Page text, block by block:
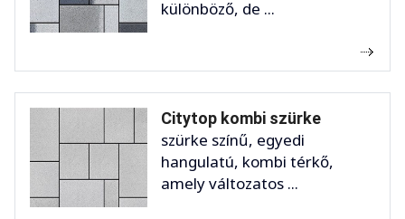
különböző, de ...
Citytop kombi szürke
szürke színű, egyedi
hangulatú, kombi térkő,
amely változatos ...